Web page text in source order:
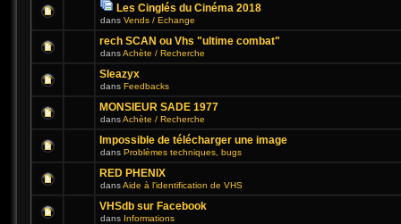
Les Cinglés du Cinéma 2018
dans Vends / Echange
rech SCAN ou Vhs "ultime combat"
dansAchète / Recherche
Sleazyx
dans Feedbacks
MONSIEUR SADE 1977
dansAchète / Recherche
Impossible de télécharger une image
dans Problèmes techniques, bugs
RED PHENIX
dansAide à l'identification de VHS
VHSdb sur Facebook
dans Informations